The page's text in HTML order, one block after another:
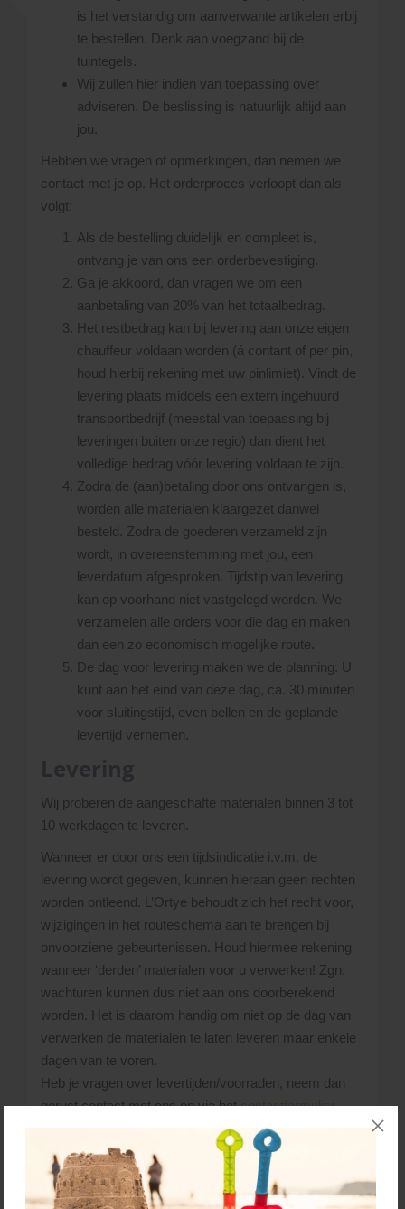
is het verstandig om aanverwante artikelen erbij
te bestellen. Denk aan voegzand bij de
tuintegels.
Wij zullen hier indien van toepassing over
adviseren. De beslissing is natuurlijk altijd aan
jou.
Hebben we vragen of opmerkingen, dan nemen we
contact met je op. Het orderproces verloopt dan als
volgt:
Als de bestelling duidelijk en compleet is,
ontvang je van ons een orderbevestiging.
Ga je akkoord, dan vragen we om een
aanbetaling van 20% van het totaalbedrag.
Het restbedrag kan bij levering aan onze eigen
chauffeur voldaan worden (á contant of per pin,
houd hierbij rekening met uw pinlimiet). Vindt de
levering plaats middels een extern ingehuurd
transportbedrijf (meestal van toepassing bij
leveringen buiten onze regio) dan dient het
volledige bedrag vóór levering voldaan te zijn.
Zodra de (aan)betaling door ons ontvangen is,
worden alle materialen klaargezet danwel
besteld. Zodra de goederen verzameld zijn
wordt, in overeenstemming met jou, een
leverdatum afgesproken. Tijdstip van levering
kan op voorhand niet vastgelegd worden. We
verzamelen alle orders voor die dag en maken
dan een zo economisch mogelijke route.
De dag voor levering maken we de planning. U
kunt aan het eind van deze dag, ca. 30 minuten
voor sluitingstijd, even bellen en de geplande
levertijd vernemen.
Wij proberen de aangeschafte materialen binnen 3 tot
10 werkdagen te leveren.
Wanneer er door ons een tijdsindicatie i.v.m. de
levering wordt gegeven, kunnen hieraan geen rechten
worden ontleend. L’Ortye behoudt zich het recht voor,
wijzigingen in het routeschema aan te brengen bij
onvoorziene gebeurtenissen. Houd hiermee rekening
wanneer ‘derden’ materialen voor u verwerken! Zgn.
wachturen kunnen dus niet aan ons doorberekend
worden. Het is daarom handig om niet op de dag van
verwerken de materialen te laten leveren maar enkele
dagen van te voren.
Heb je vragen over levertijden/voorraden, neem dan
gerust contact met ons op via hetcontactformulier.
Bellen kan ook: 045 - 528 02 02.
De materialen die je besteld hebt, lossen we
naast de vrachtwagen. Uiteraard probeert de
chauffeur de materialen zo dicht mogelijk bij de